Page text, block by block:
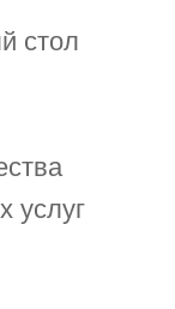
стол
услуг